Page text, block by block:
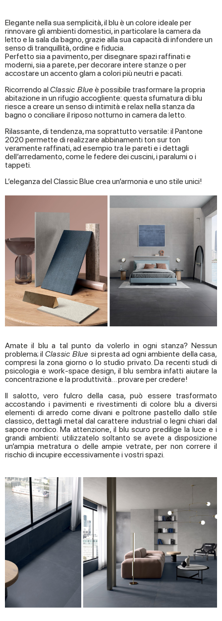
Elegante nella sua semplicità, il blu è un colore ideale per
rinnovare gli ambienti domestici, in particolare la camera da
letto e la sala da bagno, grazie alla sua capacità di infondere un
senso di tranquillità, ordine e fiducia.
Perfetto sia a pavimento, per disegnare spazi raffinati e
moderni, sia a parete, per decorare intere stanze o per
accostare un accento glam a colori più neutri e pacati.
Ricorrendo alClassic Blue è possibile trasformare la propria
abitazione in un rifugio accogliente: questa sfumatura di blu
riesce a creare un senso di intimità e relax nella stanza da
bagno o conciliare il riposo notturno in camera da letto.
Rilassante, di tendenza, ma soprattutto versatile: il Pantone
2020 permette di realizzare abbinamenti ton sur ton
veramente raffinati, ad esempio tra le pareti e i dettagli
dell’arredamento, come le federe dei cuscini, i paralumi o i
tappeti.
L’eleganza del Classic Blue crea un’armonia e uno stile unici!
Amate il blu a tal punto da volerlo in ogni stanza? Nessun
problema; il Classic Blue si presta ad ogni ambiente della casa,
compresi la zona giorno o lo studio privato. Da recenti studi di
psicologia e work-space design, il blu sembra infatti aiutare la
concentrazione e la produttività… provare per credere!
Il salotto, vero fulcro della casa, può essere trasformato
accostando i pavimenti e rivestimenti di colore blu a diversi
elementi di arredo come divani e poltrone pastello dallo stile
classico, dettagli metal dal carattere industrial o legni chiari dal
sapore nordico. Ma attenzione, il blu scuro predilige la luce e i
grandi ambienti: utilizzatelo soltanto se avete a disposizione
un’ampia metratura o delle ampie vetrate, per non correre il
rischio di incupire eccessivamente i vostri spazi.